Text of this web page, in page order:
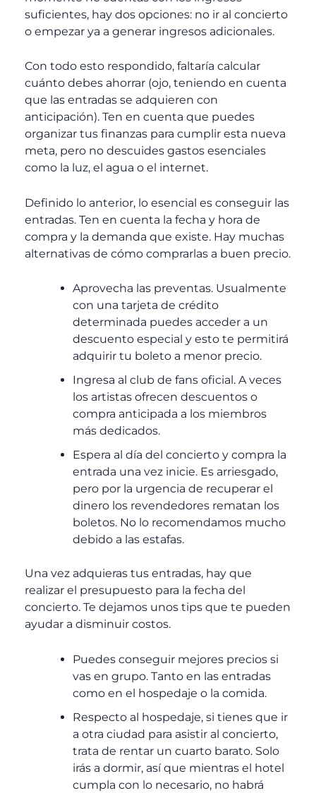
suficientes, hay dos opciones: no ir al concierto
o empezar ya a generar ingresos adicionales.
Con todo esto respondido, faltaría calcular
cuánto debes ahorrar (ojo, teniendo en cuenta
que las entradas se adquieren con
anticipación). Ten en cuenta que puedes
organizar tus finanzas para cumplir esta nueva
meta, pero no descuides gastos esenciales
como la luz, el agua o el internet.
Definido lo anterior, lo esencial es conseguir las
entradas. Ten en cuenta la fecha y hora de
compra y la demanda que existe. Hay muchas
alternativas de cómo comprarlas a buen precio.
Aprovecha las preventas. Usualmente
con una tarjeta de crédito
determinada puedes acceder a un
descuento especial y esto te permitirá
adquirir tu boleto a menor precio.
Ingresa al club de fans oficial. A veces
los artistas ofrecen descuentos o
compra anticipada a los miembros
más dedicados.
Espera al día del concierto y compra la
entrada una vez inicie. Es arriesgado,
pero por la urgencia de recuperar el
dinero los revendedores rematan los
boletos. No lo recomendamos mucho
debido a las estafas.
Una vez adquieras tus entradas, hay que
realizar el presupuesto para la fecha del
concierto. Te dejamos unos tips que te pueden
ayudar a disminuir costos.
Puedes conseguir mejores precios si
vas en grupo. Tanto en las entradas
como en el hospedaje o la comida.
Respecto al hospedaje, si tienes que ir
a otra ciudad para asistir al concierto,
trata de rentar un cuarto barato. Solo
irás a dormir, así que mientras el hotel
cumpla con lo necesario, no habrá